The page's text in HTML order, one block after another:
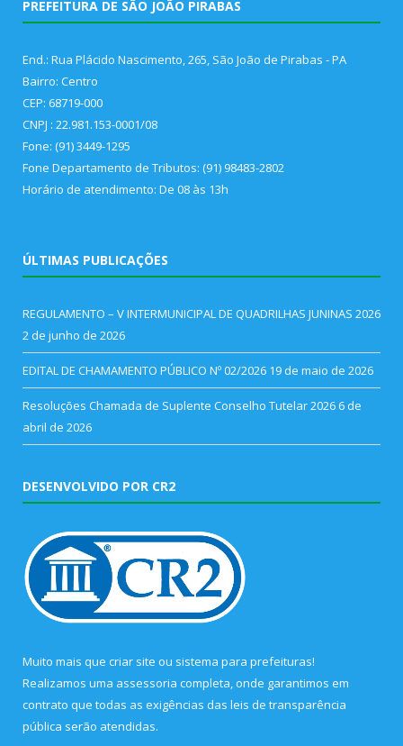
PREFEITURA DE SÃO JOÃO PIRABAS
End.: Rua Plácido Nascimento, 265, São João de Pirabas - PA
Bairro: Centro
CEP: 68719-000
CNPJ : 22.981.153-0001/08
Fone: (91) 3449-1295
Fone Departamento de Tributos: (91) 98483-2802
Horário de atendimento: De 08 às 13h
ÚLTIMAS PUBLICAÇÕES
REGULAMENTO – V INTERMUNICIPAL DE QUADRILHAS JUNINAS 2026
2 de junho de 2026
EDITAL DE CHAMAMENTO PÚBLICO Nº 02/2026 19 de maio de 2026
Resoluções Chamada de Suplente Conselho Tutelar 2026 6 de
abril de 2026
DESENVOLVIDO POR CR2
Muito mais que criar site ou sistema para prefeituras!
Realizamos uma assessoria completa, onde garantimos em
contrato que todas as exigências das leis de transparência
pública serão atendidas.